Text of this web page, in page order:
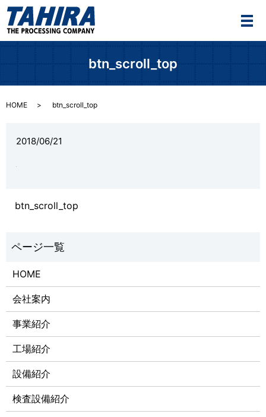
メ
btn_scroll_top
HOME btn_scroll_top
2018/06/21
btn_scroll_top
HOME
会社案内
事業紹介
工場紹介
設備紹介
検査設備紹介